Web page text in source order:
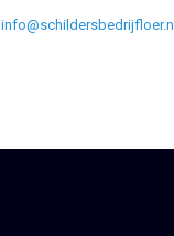
info@schildersbedrijfloer.nl